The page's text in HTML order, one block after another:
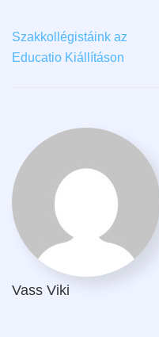
Szakkollégistáink az
Educatio Kiállításon
Vass Viki